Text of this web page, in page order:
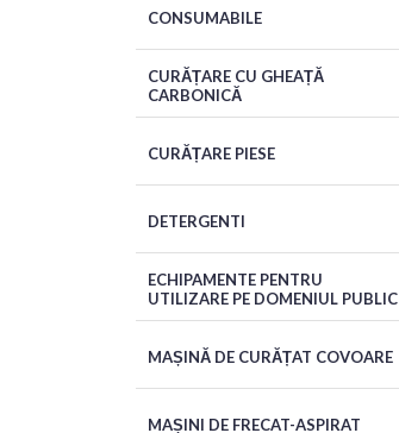
CONSUMABILE
CURĂȚARE CU GHEAȚĂ
CARBONICĂ
CURĂȚARE PIESE
DETERGENTI
ECHIPAMENTE PENTRU
UTILIZARE PE DOMENIUL PUBLIC
MAȘINĂ DE CURĂȚAT COVOARE
MAȘINI DE FRECAT-ASPIRAT